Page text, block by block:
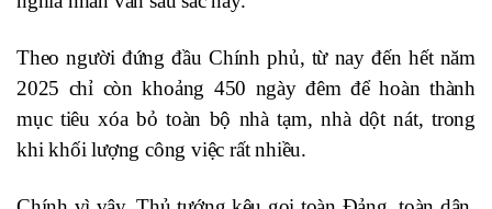
Theo người đứng đầu Chính phủ, từ nay đến hết năm
2025 chỉ còn khoảng 450 ngày đêm để hoàn thành
mục tiêu xóa bỏ toàn bộ nhà tạm, nhà dột nát, trong
khi khối lượng công việc rất nhiều.